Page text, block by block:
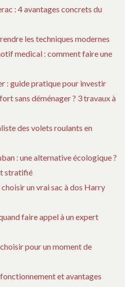
: 4 avantages concrets du
les techniques modernes
medical : comment faire une
: guide pratique pour investir
sans déménager ? 3 travaux à
des volets roulants en
: une alternative écologique ?
stratifié
un vrai sac à dos Harry
faire appel à un expert
pour un moment de
et avantages